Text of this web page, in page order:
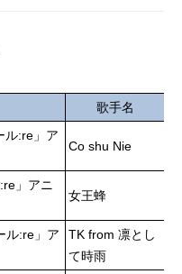
ングジャンプ」連載
監督：原口昇音楽：や
ーション制作：studioぴ
オぴえろ）主題歌OP：
凛として時雨E
ち...
間で、もがき苦しむカネ
する喫茶店「あんてい
そしてカネキは自ら
間、ふたつの世界に「居
が歪めた世界を正すた
“喰種”と人間の想いが交
へと立ち入るが…。――
だ――全てを守れる「強
カネキが取った究極の
歌手名
ル:re」ア
Co shu Nie
」アニ
女王蜂
ル:re」ア
TK from 凛とし
て時雨